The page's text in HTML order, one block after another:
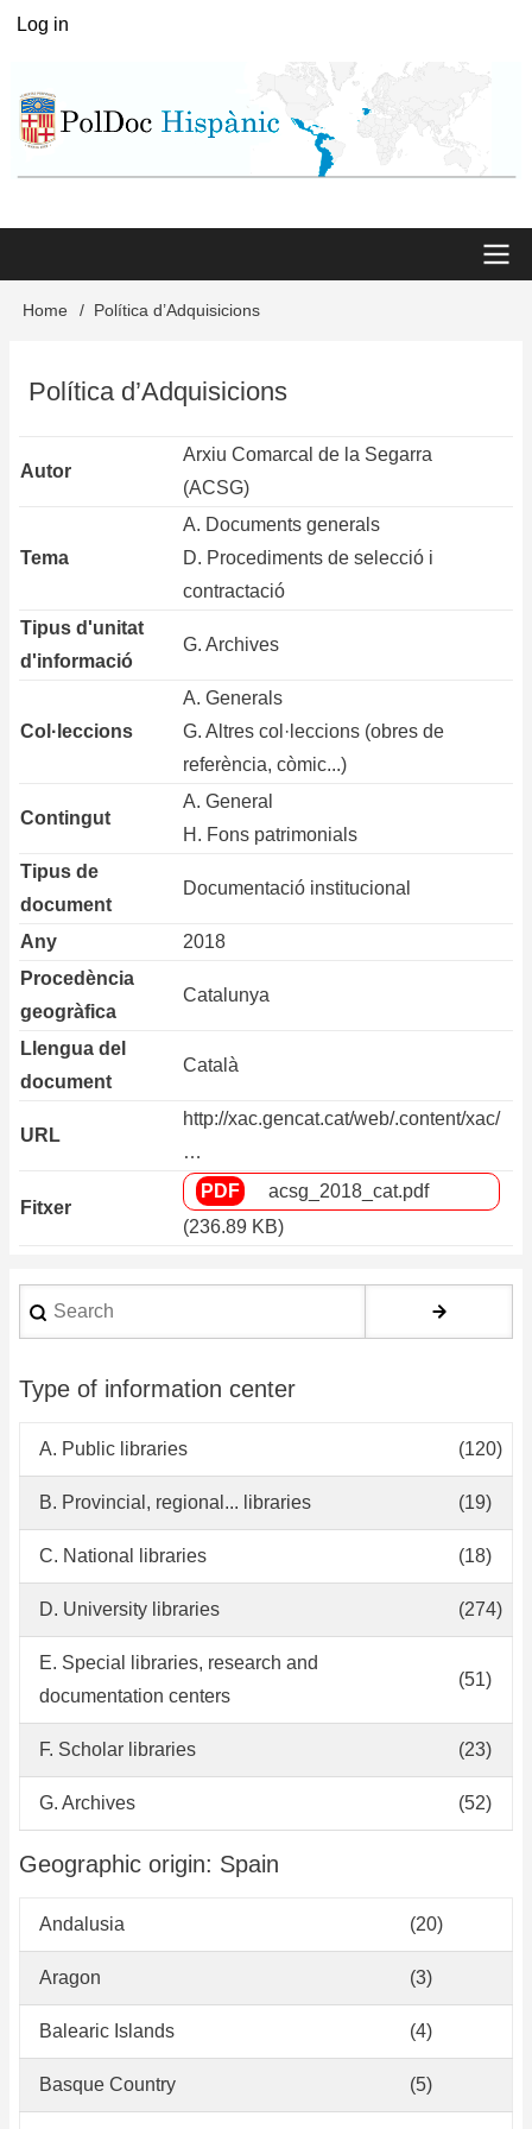
Skip
content
User
Log in
Main
Breadcrumb
Home Política d’Adquisicions
Política d’Adquisicions
Autor
Arxiu Comarcal de la Segarra
(ACSG)
Tema
A. Documents generals
D. Procediments de selecció i
contractació
Tipus d'unitat
d'informació
G. Archives
Col·leccions
A. Generals
G. Altres col·leccions (obres de
referència, còmic...)
Contingut
A. General
H. Fons patrimonials
Tipus de
document
Documentació institucional
Any
2018
Procedència
geogràfica
Catalunya
Llengua del
document
Català
URL
http://xac.gencat.cat/web/.content/xac/
…
Fitxer
acsg_2018_cat.pdf
(236.89 KB)
Search
Type of information center
A. Public libraries (120)
B. Provincial, regional... libraries (19)
C. National libraries (18)
D. University libraries (274)
E. Special libraries, research and
documentation centers
(51)
F. Scholar libraries (23)
G. Archives (52)
Geographic origin: Spain
Andalusia (20)
Aragon (3)
Balearic Islands (4)
Basque Country (5)